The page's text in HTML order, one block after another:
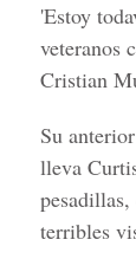
'Estoy
veteranos
Cristian
Su
lleva
terribles